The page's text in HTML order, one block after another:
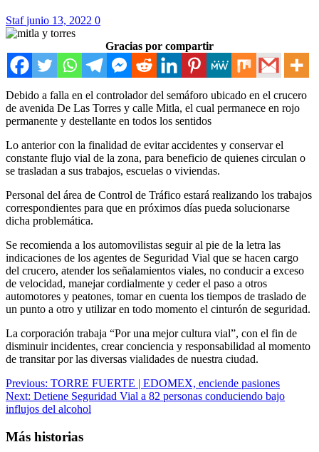
Stafjunio 13, 2022 0
Gracias por compartir
Debido a falla en el controlador del semáforo ubicado en el crucero
de avenida De Las Torres y calle Mitla, el cual permanece en rojo
permanente y destellante en todos los sentidos
Lo anterior con la finalidad de evitar accidentes y conservar el
constante flujo vial de la zona, para beneficio de quienes circulan o
se trasladan a sus trabajos, escuelas o viviendas.
Personal del área de Control de Tráfico estará realizando los trabajos
correspondientes para que en próximos días pueda solucionarse
dicha problemática.
Se recomienda a los automovilistas seguir al pie de la letra las
indicaciones de los agentes de Seguridad Vial que se hacen cargo
del crucero, atender los señalamientos viales, no conducir a exceso
de velocidad, manejar cordialmente y ceder el paso a otros
automotores y peatones, tomar en cuenta los tiempos de traslado de
un punto a otro y utilizar en todo momento el cinturón de seguridad.
La corporación trabaja “Por una mejor cultura vial”, con el fin de
disminuir incidentes, crear conciencia y responsabilidad al momento
de transitar por las diversas vialidades de nuestra ciudad.
Navegación
de
Previous: TORRE FUERTE | EDOMEX, enciende pasiones
Next: Detiene Seguridad Vial a 82 personas conduciendo bajo
influjos del alcohol
Más historias